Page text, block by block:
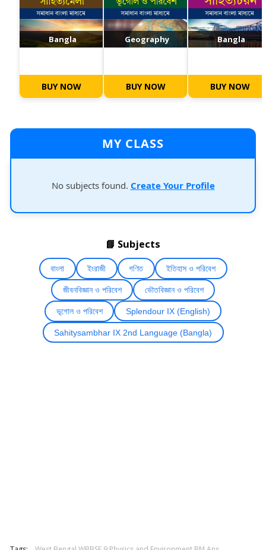
Bangla
BUY NOW
Geography
BUY NOW
Bangla
BUY NOW
MY CLASS
No subjects found. Create Your Profile
📘 Subjects
বাংলা ইংরাজী গণিত ইতিহাস ও পরিবেশ
জীবনবিজ্ঞান ও পরিবেশ ভৌতবিজ্ঞান ও পরিবেশ
ভূগোল ও পরিবেশ Splendour IX (English)
Sahitysambhar IX 2nd Language (Bangla)